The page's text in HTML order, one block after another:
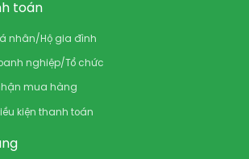
toán
nhân/Hộ gia đình
nghiệp/Tổ chức
mua hàng
kiện thanh toán